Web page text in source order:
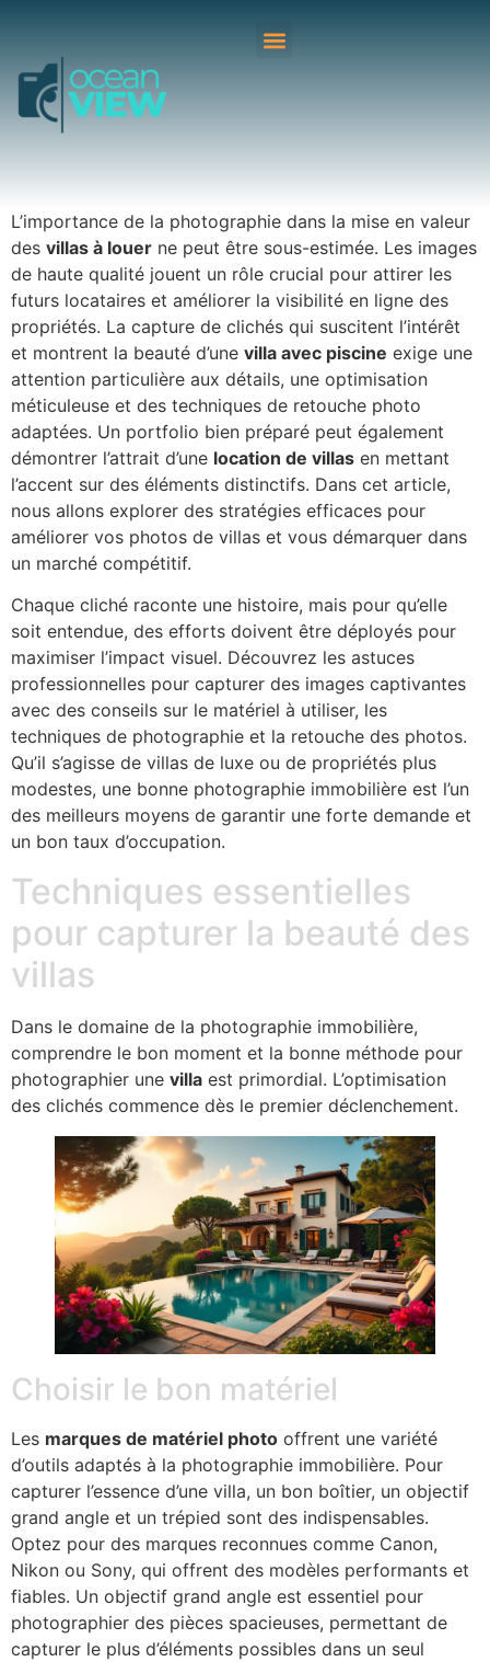
L’importance de la photographie dans la mise en valeur
des villas à louer ne peut être sous-estimée. Les images
de haute qualité jouent un rôle crucial pour attirer les
futurs locataires et améliorer la visibilité en ligne des
propriétés. La capture de clichés qui suscitent l’intérêt
et montrent la beauté d’une villa avec piscine exige une
attention particulière aux détails, une optimisation
méticuleuse et des techniques de retouche photo
adaptées. Un portfolio bien préparé peut également
démontrer l’attrait d’une location de villas en mettant
l’accent sur des éléments distinctifs. Dans cet article,
nous allons explorer des stratégies efficaces pour
améliorer vos photos de villas et vous démarquer dans
un marché compétitif.
Chaque cliché raconte une histoire, mais pour qu’elle
soit entendue, des efforts doivent être déployés pour
maximiser l’impact visuel. Découvrez les astuces
professionnelles pour capturer des images captivantes
avec des conseils sur le matériel à utiliser, les
techniques de photographie et la retouche des photos.
Qu’il s’agisse de villas de luxe ou de propriétés plus
modestes, une bonne photographie immobilière est l’un
des meilleurs moyens de garantir une forte demande et
un bon taux d’occupation.
Techniques essentielles
pour capturer la beauté des
villas
Dans le domaine de la photographie immobilière,
comprendre le bon moment et la bonne méthode pour
photographier une villa est primordial. L’optimisation
des clichés commence dès le premier déclenchement.
Choisir le bon matériel
Les marques de matériel photo offrent une variété
d’outils adaptés à la photographie immobilière. Pour
capturer l’essence d’une villa, un bon boîtier, un objectif
grand angle et un trépied sont des indispensables.
Optez pour des marques reconnues comme Canon,
Nikon ou Sony, qui offrent des modèles performants et
fiables. Un objectif grand angle est essentiel pour
photographier des pièces spacieuses, permettant de
capturer le plus d’éléments possibles dans un seul